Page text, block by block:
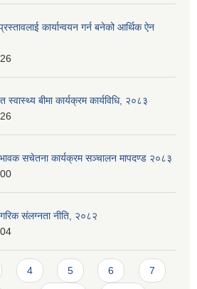
कार्यान्वयन गर्न बनेको आर्थिक ऐन
स्वास्थ्य बीमा कार्यक्रम कार्यविधि, २०८३
सचेतना कार्यक्रम सञ्चालन मापदण्ड २०८३
संलग्नता नीति, २०८२
4 5 6 7